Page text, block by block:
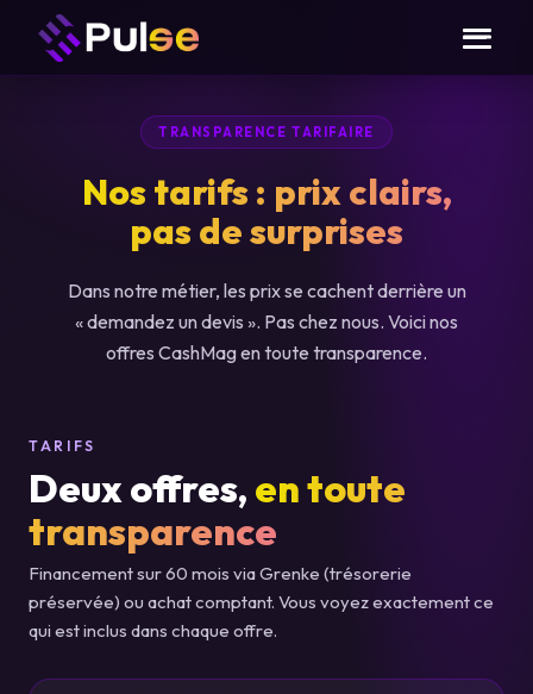
TRANSPARENCE TARIFAIRE
Nos tarifs : prix clairs,
pas de surprises
Dans notre métier, les prix se cachent derrière un
« demandez un devis ». Pas chez nous. Voici nos
offres CashMag en toute transparence.
TARIFS
Deux offres, en toute
transparence
Financement sur 60 mois via Grenke (trésorerie
préservée) ou achat comptant. Vous voyez exactement ce
qui est inclus dans chaque offre.